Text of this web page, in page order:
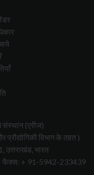
संस्थान (एरीज)
विभाग के तहत )
उत्तराखंड, भारत
फैक्स: + 91-5942-233439